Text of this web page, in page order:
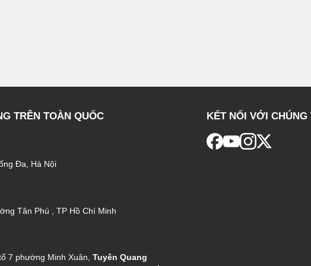
TRÊN TOÀN QUỐC
Đa, Hà Nội
Tân Phú , TP Hồ Chí Minh
7 phường Minh Xuân, Tuyên Quang
KẾT NỐI VỚI CHÚNG